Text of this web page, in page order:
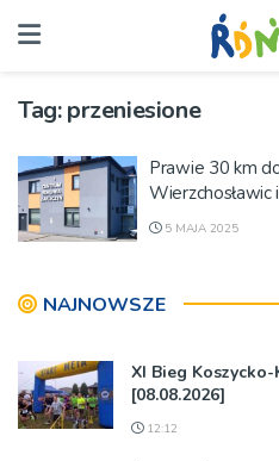
Tag:przeniesione
Prawie 30 km
Wierzchosławic
5 MAJA 2025
NAJNOWSZE
XI Bieg
[08.08.2026]
12:12